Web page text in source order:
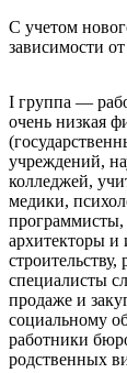
С учетом
зависимости
I группа —
очень низкая
учреждений,
колледжей,
медики,
программисты,
архитекторы
специалисты
продаже и
социальному
работники
родственных